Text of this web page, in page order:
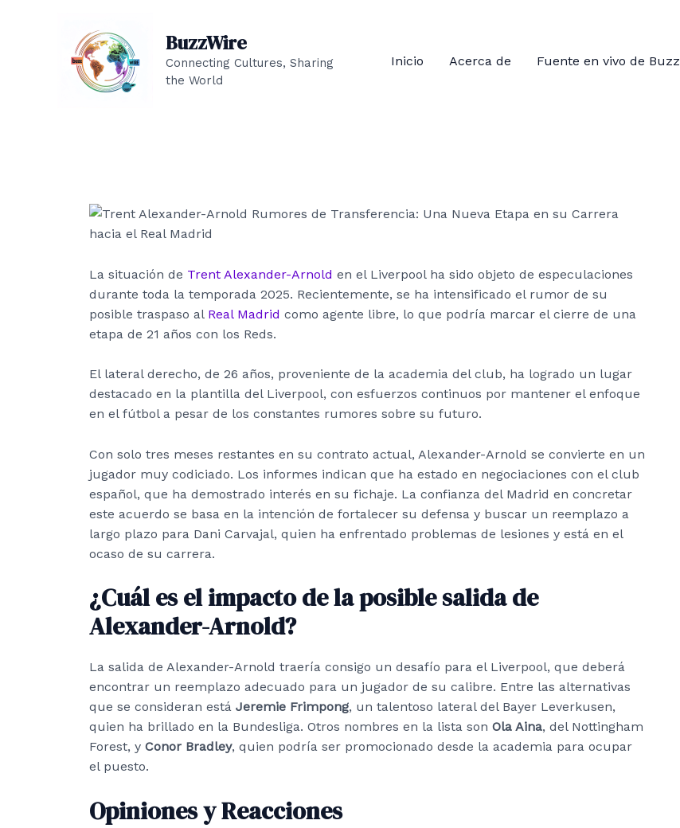
BuzzWire
Connecting Cultures, Sharing
the World
Inicio Acerca de Fuente en vivo de Buzz
La situación de Trent Alexander-Arnold en el Liverpool ha sido objeto de especulaciones
durante toda la temporada 2025. Recientemente, se ha intensificado el rumor de su
posible traspaso al Real Madrid como agente libre, lo que podría marcar el cierre de una
etapa de 21 años con los Reds.
El lateral derecho, de 26 años, proveniente de la academia del club, ha logrado un lugar
destacado en la plantilla del Liverpool, con esfuerzos continuos por mantener el enfoque
en el fútbol a pesar de los constantes rumores sobre su futuro.
Con solo tres meses restantes en su contrato actual, Alexander-Arnold se convierte en un
jugador muy codiciado. Los informes indican que ha estado en negociaciones con el club
español, que ha demostrado interés en su fichaje. La confianza del Madrid en concretar
este acuerdo se basa en la intención de fortalecer su defensa y buscar un reemplazo a
largo plazo para Dani Carvajal, quien ha enfrentado problemas de lesiones y está en el
ocaso de su carrera.
¿Cuál es el impacto de la posible salida de
Alexander-Arnold?
La salida de Alexander-Arnold traería consigo un desafío para el Liverpool, que deberá
encontrar un reemplazo adecuado para un jugador de su calibre. Entre las alternativas
que se consideran está Jeremie Frimpong, un talentoso lateral del Bayer Leverkusen,
quien ha brillado en la Bundesliga. Otros nombres en la lista son Ola Aina, del Nottingham
Forest, y Conor Bradley, quien podría ser promocionado desde la academia para ocupar
el puesto.
Opiniones y Reacciones